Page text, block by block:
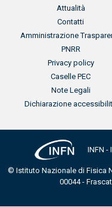
Attualità
Contatti
Menu footer 3
Amministrazione
PNRR
Privacy policy
Caselle PEC
Note Legali
Dichiarazione
INFN -
© Istituto Nazionale di Fisica
00044 -